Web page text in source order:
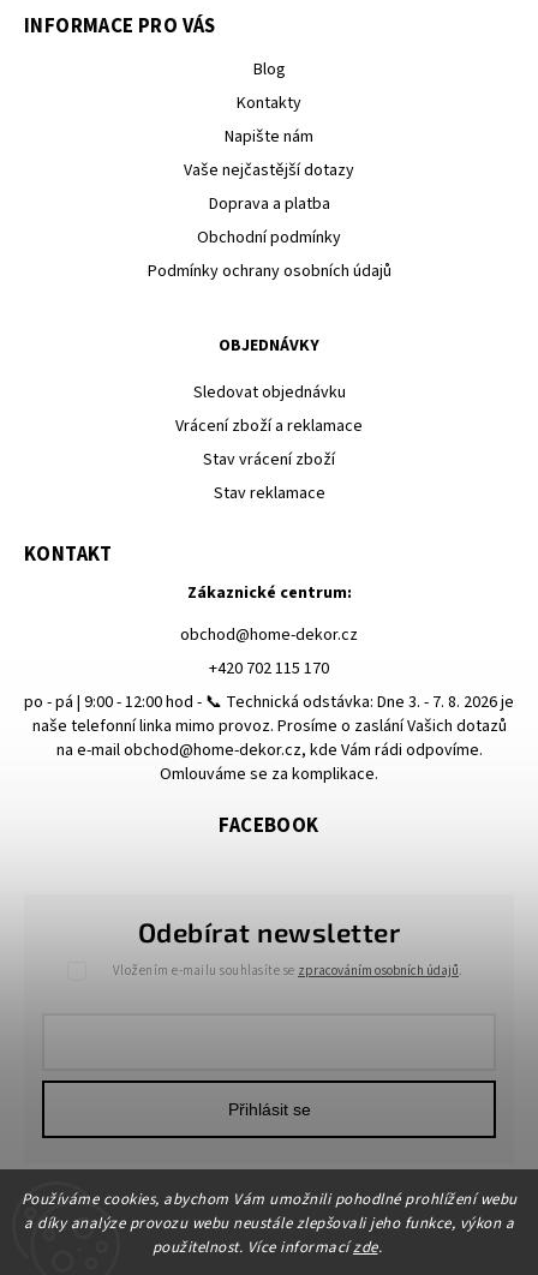
Používáme cookies, abychom Vám umožnili pohodlné prohlížení webu
a díky analýze provozu webu neustále zlepšovali jeho funkce, výkon a
použitelnost. Více informacízde.
INFORMACE PRO VÁS
Blog
Kontakty
Napište nám
Vaše nejčastější dotazy
Doprava a platba
Obchodní podmínky
Podmínky ochrany osobních údajů
OBJEDNÁVKY
Sledovat objednávku
Vrácení zboží a reklamace
Stav vrácení zboží
Stav reklamace
Odebírat newsletter
Vložením e-mailu souhlasíte se zpracováním osobních údajů.
Přihlásit se
KONTAKT
Zákaznické centrum:
obchod@home-dekor.cz
+420 702 115 170
po - pá | 9:00 - 12:00 hod - 📞 Technická odstávka: Dne 3. - 7. 8. 2026 je
naše telefonní linka mimo provoz. Prosíme o zaslání Vašich dotazů
na e-mail obchod@home-dekor.cz, kde Vám rádi odpovíme.
Omlouváme se za komplikace.
FACEBOOK